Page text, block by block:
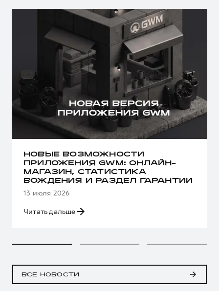
НОВЫЕ ВОЗМОЖНОСТИ
ПРИЛОЖЕНИЯ GWM: ОНЛАЙН-
МАГАЗИН, СТАТИСТИКА
ВОЖДЕНИЯ И РАЗДЕЛ ГАРАНТИИ
13 июля 2026
Читать дальше
ВСЕ НОВОСТИ